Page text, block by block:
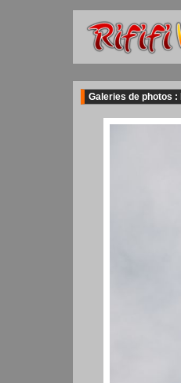
Galeries de photos :